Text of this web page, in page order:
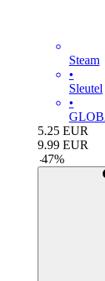
Steam
•
Sleutel
•
5.25 EUR
9.99 EUR
-47%